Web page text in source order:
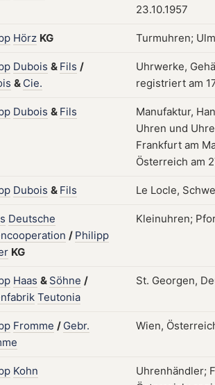
23.10.1957
Hörz KG Turmuhren;
Dubois & Fils /
& Cie.
Uhrwerke,
registriert am
Dubois & Fils
Manufaktur,
Uhren und
Frankfurt am
Österreich am
Dubois & Fils Le Locle,
Deutsche
/ Philipp
KG
Kleinuhren;
Haas & Söhne /
Teutonia
St. Georgen,
Fromme / Gebr.
Wien,
Kohn
Uhrenhändler;